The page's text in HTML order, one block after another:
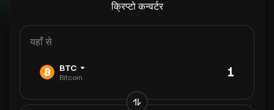
क्रिप्टो कन्वर्टर
यहाँ से
BTC
Bitcoin